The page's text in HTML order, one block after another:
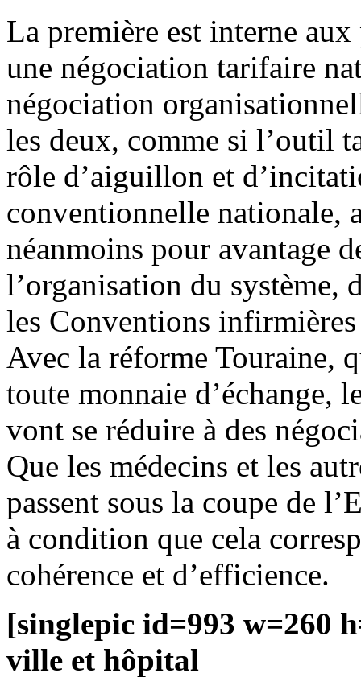
La première est interne
une négociation tarifaire
négociation
les deux, comme si l’outil
rôle d’aiguillon et
conventionnelle nationale,
néanmoins pour avantage
l’organisation du système,
les Conventions
Avec la réforme Touraine,
toute monnaie d’échange,
vont se réduire à des
Que les médecins et les
passent sous la coupe de
à condition que cela
cohérence et d’efficience.
[singlepic id=993 w=260
ville et hôpital